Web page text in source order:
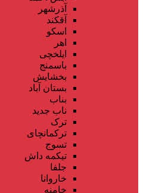
آذرشهر
آقکند
اسکو
اهر
ایلخچی
باسمنج
بخشایش
بستان آباد
بناب
ناب جدید
ترک
ترکمانچای
تسوج
تیکمه داش
جلفا
خاروانا
خامنه